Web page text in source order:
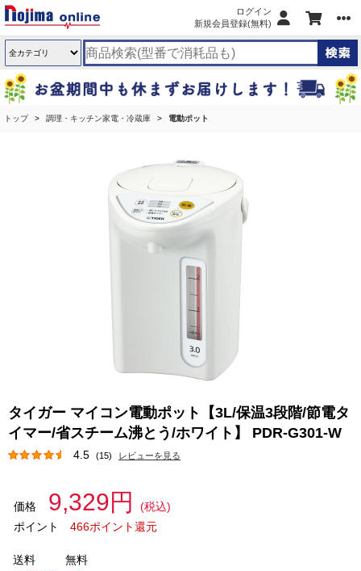
ログイン
新規会員登録(無料)
トップ 調理・キッチン家電・冷蔵庫 電動ポット
タイガー マイコン電動ポット【3L/保温3段階/節電タ
イマー/省スチーム沸とう/ホワイト】 PDR-G301-W
4.5 (15) レビューを見る
価格 9,329円
(税込)
ポイント
466ポイント還元
送料
無料